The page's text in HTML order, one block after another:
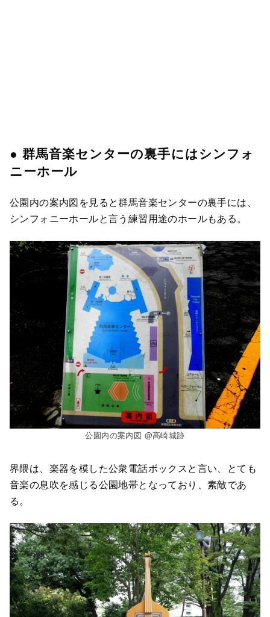
● 群馬音楽センターの裏手にはシンフォ
ニーホール
公園内の案内図を見ると群馬音楽センターの裏手には、
シンフォニーホールと言う練習用途のホールもある。
公園内の案内図 @高崎城跡
界隈は、楽器を模した公衆電話ボックスと言い、とても
音楽の息吹を感じる公園地帯となっており、素敵であ
る。